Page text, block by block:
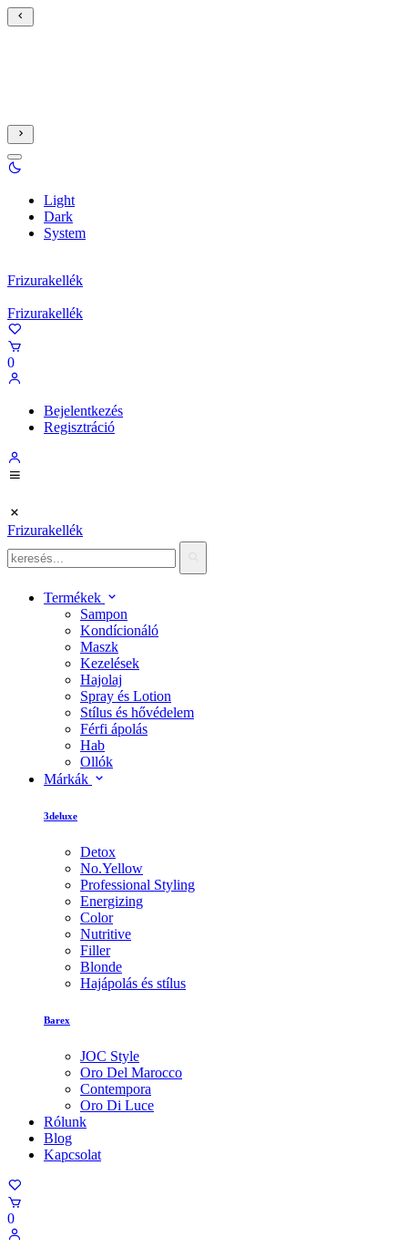
Light
Dark
System
Frizurakellék
Frizurakellék
0
Bejelentkezés
Regisztráció
Frizurakellék
Termékek
Sampon
Kondícionáló
Maszk
Kezelések
Hajolaj
Spray és Lotion
Stílus és hővédelem
Férfi ápolás
Hab
Ollók
Márkák
3deluxe
Detox
No.Yellow
Professional Styling
Energizing
Color
Nutritive
Filler
Blonde
Hajápolás és stílus
Barex
JOC Style
Oro Del Marocco
Contempora
Oro Di Luce
Rólunk
Blog
Kapcsolat
0